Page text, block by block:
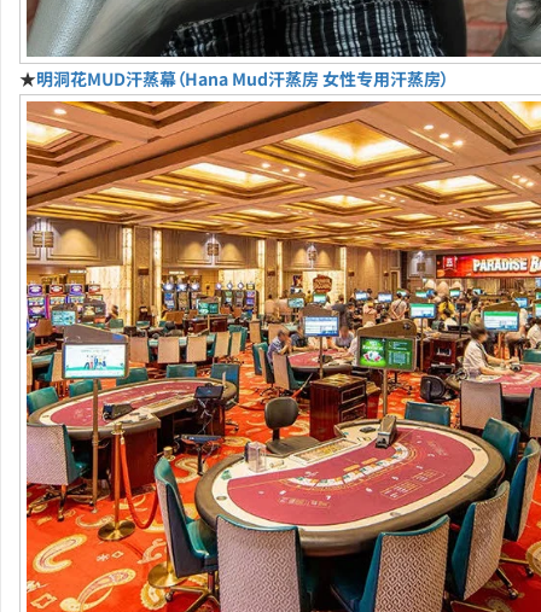
★明洞花MUD汗蒸幕（Hana Mud汗蒸房 女性专用汗蒸房）